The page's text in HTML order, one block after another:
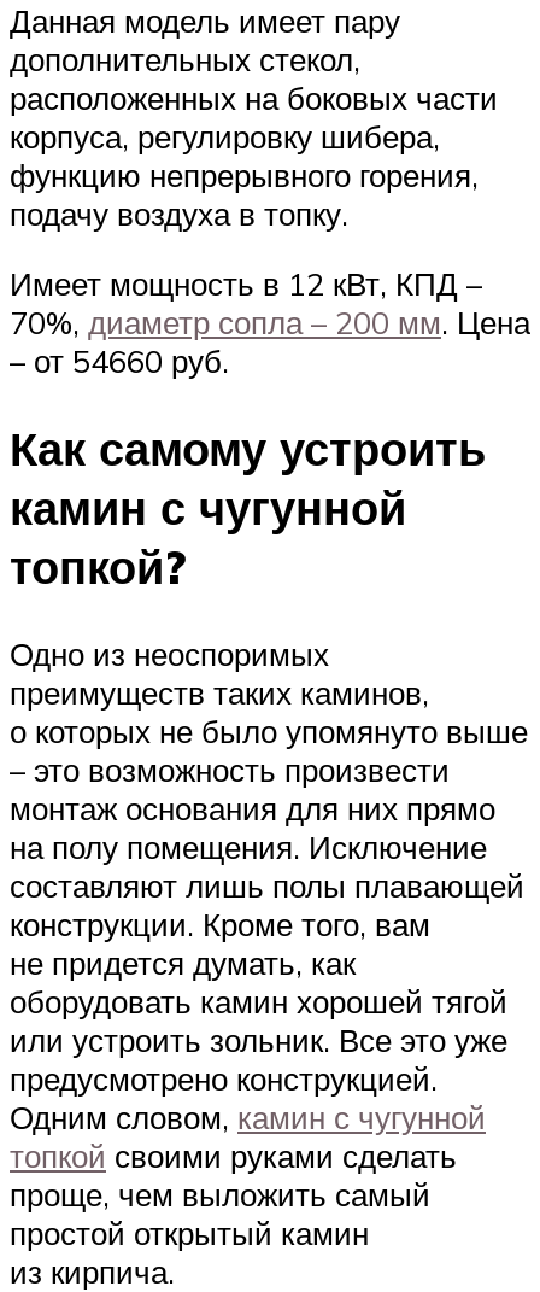
Данная модель имеет пару
дополнительных стекол,
расположенных на боковых части
корпуса, регулировку шибера,
функцию непрерывного горения,
подачу воздуха в топку.
Имеет мощность в 12 кВт, КПД –
70%, диаметр сопла – 200 мм. Цена
– от 54660 руб.
Как самому устроить
камин с чугунной
топкой?
Одно из неоспоримых
преимуществ таких каминов,
о которых не было упомянуто выше
– это возможность произвести
монтаж основания для них прямо
на полу помещения. Исключение
составляют лишь полы плавающей
конструкции. Кроме того, вам
не придется думать, как
оборудовать камин хорошей тягой
или устроить зольник. Все это уже
предусмотрено конструкцией.
Одним словом, камин с чугунной
топкой своими руками сделать
проще, чем выложить самый
простой открытый камин
из кирпича.